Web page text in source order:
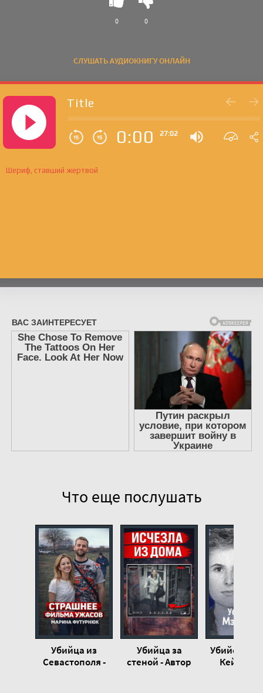
СЛУШАТЬ АУДИОКНИГУ ОНЛАЙН
0 0
Title
0:00 27:02
Шериф, ставший жертвой
Что еще послушать
Убийца из
Севастополя -
Убийца за
стеной - Автор
Убийство
Кей -